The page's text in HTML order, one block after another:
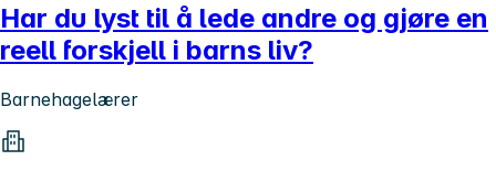
Har du lyst til å lede andre og gjøre en
reell forskjell i barns liv?
Barnehagelærer